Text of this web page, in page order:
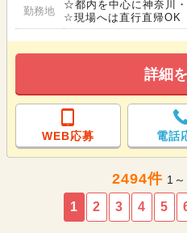
勤務地
☆都内を中心に神奈川
☆現場へは直行直帰OK
詳細
WEB応募 電話
2494件 1
1 2 3 4 5